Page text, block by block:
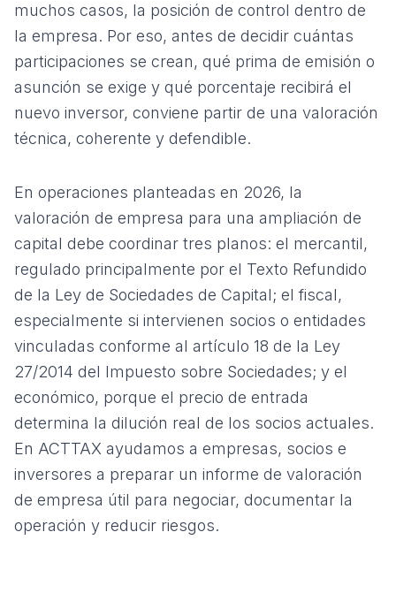
muchos casos, la posición de control dentro de
la empresa. Por eso, antes de decidir cuántas
participaciones se crean, qué prima de emisión o
asunción se exige y qué porcentaje recibirá el
nuevo inversor, conviene partir de una valoración
técnica, coherente y defendible.
En operaciones planteadas en 2026, la
valoración de empresa para una ampliación de
capital debe coordinar tres planos: el mercantil,
regulado principalmente por el Texto Refundido
de la Ley de Sociedades de Capital; el fiscal,
especialmente si intervienen socios o entidades
vinculadas conforme al artículo 18 de la Ley
27/2014 del Impuesto sobre Sociedades; y el
económico, porque el precio de entrada
determina la dilución real de los socios actuales.
En ACTTAX ayudamos a empresas, socios e
inversores a preparar un informe de valoración
de empresa útil para negociar, documentar la
operación y reducir riesgos.